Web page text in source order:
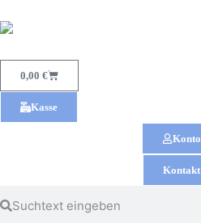
0,00 €
Kasse
Konto
Kontakt